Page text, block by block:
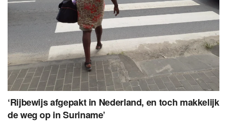
‘Rijbewijs afgepakt in Nederland, en toch makkelijk
de weg op in Suriname’